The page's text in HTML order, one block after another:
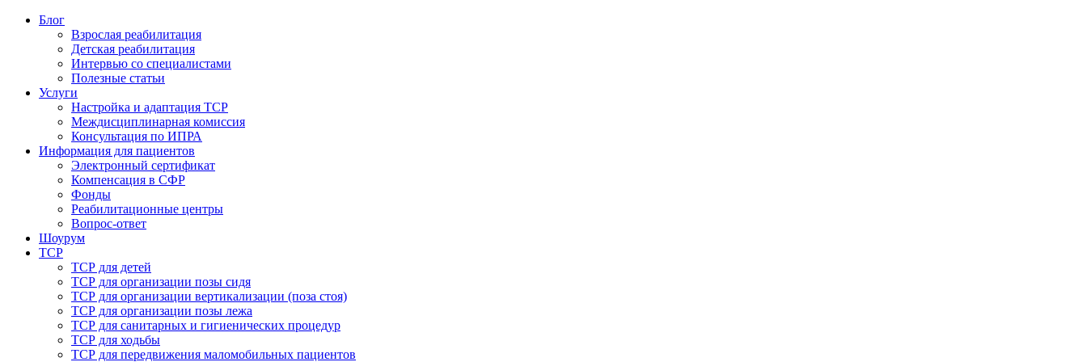
Блог
Взрослая реабилитация
Детская реабилитация
Интервью со специалистами
Полезные статьи
Услуги
Настройка и адаптация ТСР
Междисциплинарная комиссия
Консультация по ИПРА
Информация для пациентов
Электронный сертификат
Компенсация в СФР
Фонды
Реабилитационные центры
Вопрос-ответ
Шоурум
ТСР
ТСР для детей
ТСР для организации позы сидя
ТСР для организации вертикализации (поза стоя)
ТСР для организации позы лежа
ТСР для санитарных и гигиенических процедур
ТСР для ходьбы
ТСР для передвижения маломобильных пациентов